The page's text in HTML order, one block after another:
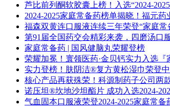
芦比前列酮软胶囊上榜！入选“2024-
2024-2025家庭常备药榜单揭晓！福元药
福森双黄连口服液连续三年荣登“家庭常
第91届全国药交会精彩来袭，四磨汤口
家庭常备药 | 国风健脑丸荣耀登榜
荣耀加冕！寰领医药·金贝钙实力入选『
实力登榜！肤阴洁®复方黄松湿巾荣登
核心产品再获殊荣！科源制药子公司两
诺压坦®坎地沙坦酯片 成功入选2024-
气血固本口服液荣登2024-2025家庭常